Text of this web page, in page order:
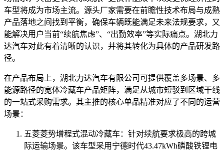
车型将成为市场主流。源头厂家需要在前瞻性技术布局与成熟
产品落地之间找到平衡，确保车辆既能满足未来法规要求，又
能解决用户当前“续航焦虑”、“出勤效率”等实际痛点。湖北力
达汽车对此有着清晰的认识，并将其转化为具体的产品研发路
径。
在产品布局上，湖北力达汽车有限公司可提供覆盖多场景、多
能源路径的宽体冷藏车产品矩阵，满足从城市短驳到区域干线
的一站式采购需求。其主推的核心单品精准对应了不同的运营
场景：
五菱菱势增程式混动冷藏车：针对续航要求极高的跨城
际运输场景。该车型采用宁德时代43.47kWh磷酸铁锂电